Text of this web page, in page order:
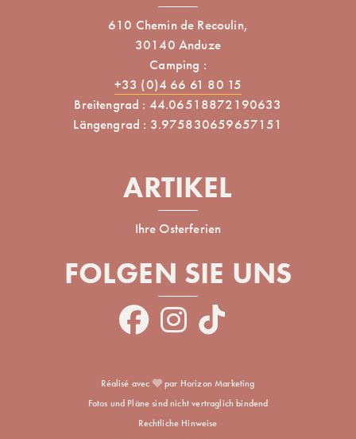
610 Chemin de Recoulin,
30140 Anduze
Camping :
+33 (0)4 66 61 80 15
Breitengrad : 44.06518872190633
Längengrad : 3.975830659657151
ARTIKEL
Ihre Osterferien
FOLGEN SIE UNS
Réalisé avec
par Horizon Marketing
Fotos und Pläne sind nicht vertraglich bindend
Rechtliche Hinweise